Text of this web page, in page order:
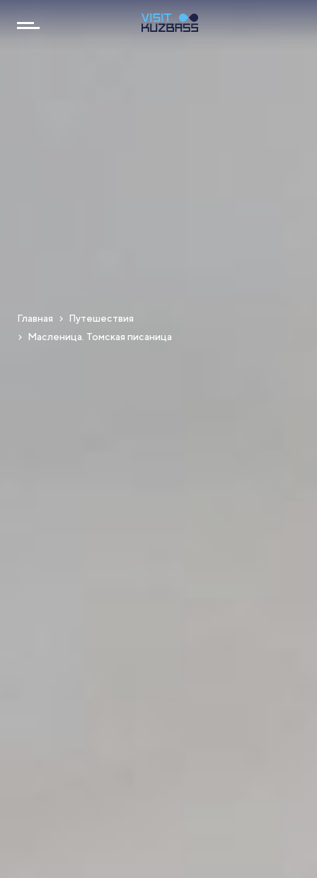
Главная
Путешествия
Масленица. Томская писаница